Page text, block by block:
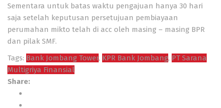
Sementara untuk batas waktu pengajuan hanya 30 hari
saja setelah keputusan persetujuan pembiayaan
perumahan mikto telah di acc oleh masing – masing BPR
dan pilak SMF.
Tags: Bank Jombang Tower, KPR Bank Jombang, PT Sarana
Multigriya Finansial
Share: